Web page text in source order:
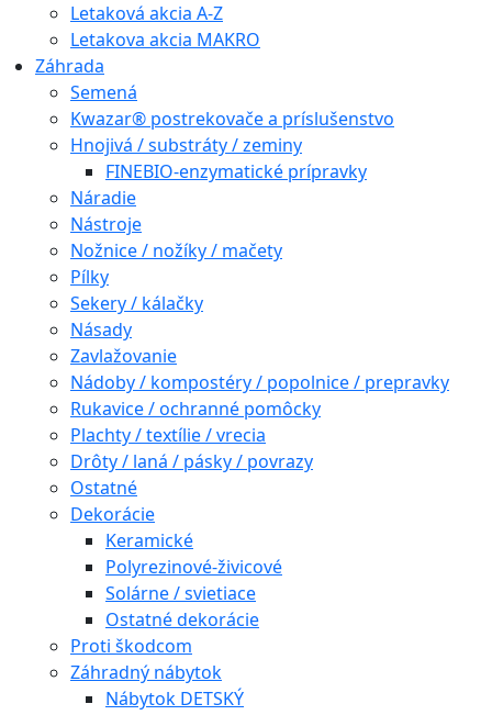
Letaková akcia A-Z
Letakova akcia MAKRO
Záhrada
Semená
Kwazar® postrekovače a príslušenstvo
Hnojivá / substráty / zeminy
FINEBIO-enzymatické prípravky
Náradie
Nástroje
Nožnice / nožíky / mačety
Pílky
Sekery / kálačky
Násady
Zavlažovanie
Nádoby / kompostéry / popolnice / prepravky
Rukavice / ochranné pomôcky
Plachty / textílie / vrecia
Drôty / laná / pásky / povrazy
Ostatné
Dekorácie
Keramické
Polyrezinové-živicové
Solárne / svietiace
Ostatné dekorácie
Proti škodcom
Záhradný nábytok
Nábytok DETSKÝ